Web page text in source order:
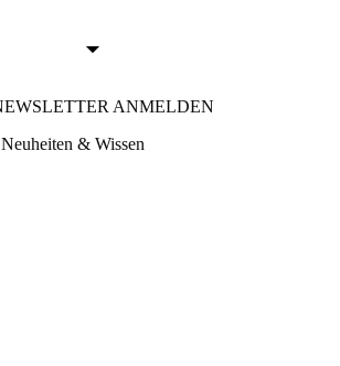
ANMELDEN
& Wissen